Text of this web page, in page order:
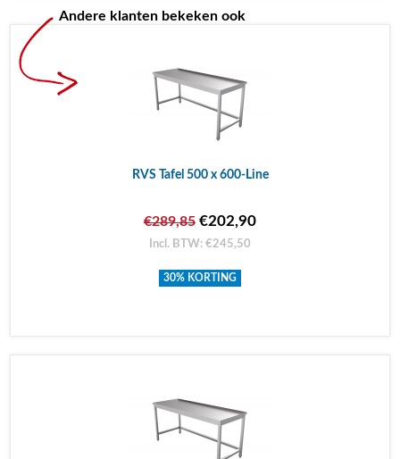
Andere klanten bekeken ook
RVS Tafel 500 x 600-Line
€289,85 €202,90
Incl. BTW: €245,50
30% KORTING